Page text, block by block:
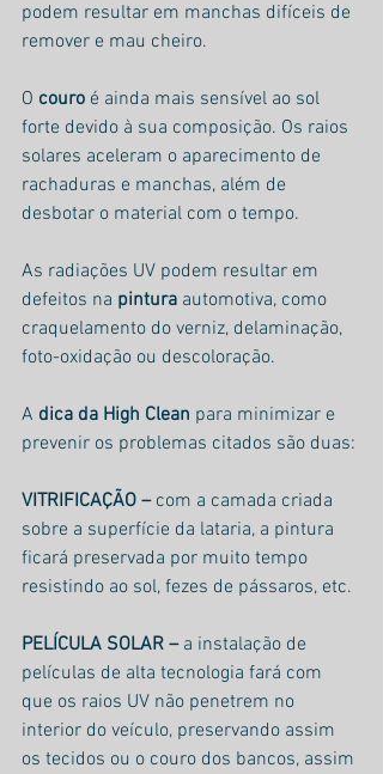
podem resultar em manchas difíceis de
remover e mau cheiro.
O couro é ainda mais sensível ao sol
forte devido à sua composição. Os raios
solares aceleram o aparecimento de
rachaduras e manchas, além de
desbotar o material com o tempo.
As radiações UV podem resultar em
defeitos na pintura automotiva, como
craquelamento do verniz, delaminação,
foto-oxidação ou descoloração.
A dica da High Clean para minimizar e
prevenir os problemas citados são duas:
VITRIFICAÇÃO – com a camada criada
sobre a superfície da lataria, a pintura
ficará preservada por muito tempo
resistindo ao sol, fezes de pássaros, etc.
PELÍCULA SOLAR – a instalação de
películas de alta tecnologia fará com
que os raios UV não penetrem no
interior do veículo, preservando assim
os tecidos ou o couro dos bancos, assim